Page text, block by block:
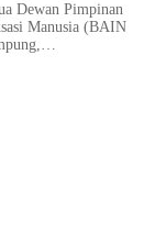
Dewan Pimpinan
Manusia (BAIN